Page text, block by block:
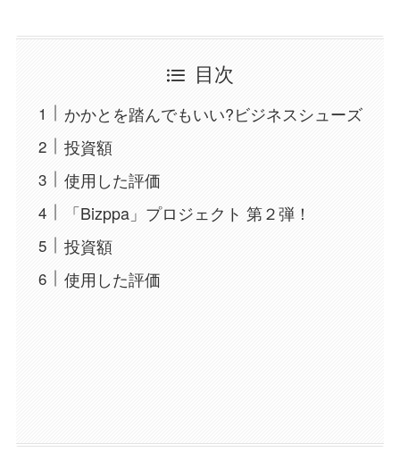
目次
かかとを踏んでもいい?ビジネスシューズ
投資額
使用した評価
「Bizppa」プロジェクト 第２弾！
投資額
使用した評価